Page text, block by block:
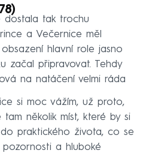
dostala tak trochu
a Večernice měl
hlavní role jasno
začal připravovat. Tehdy
na natáčení velmi ráda
si moc vážím, už proto,
několik míst, které by si
praktického života, co se
pozornosti a hluboké